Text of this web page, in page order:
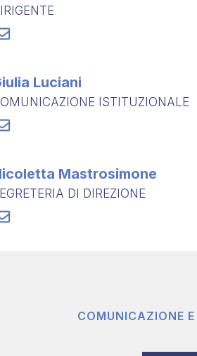
Luciani
ISTITUZIONALE
Mastrosimone
DI DIREZIONE
COMUNICAZIONE